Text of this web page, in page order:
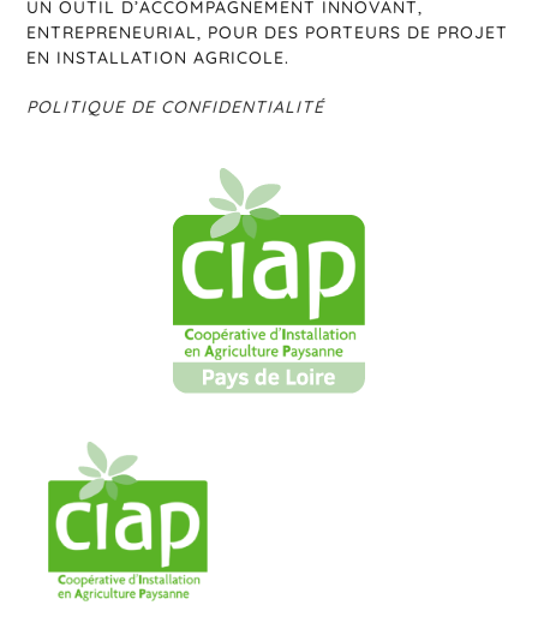
UN OUTIL D’ACCOMPAGNEMENT INNOVANT,
ENTREPRENEURIAL, POUR DES PORTEURS DE PROJET
EN INSTALLATION AGRICOLE.
POLITIQUE DE CONFIDENTIALITÉ